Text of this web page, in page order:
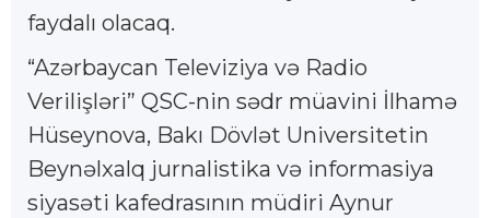
faydalı olacaq.
“Azərbaycan Televiziya və Radio
Verilişləri” QSC-nin sədr müavini İlhamə
Hüseynova, Bakı Dövlət Universitetin
Beynəlxalq jurnalistika və informasiya
siyasəti kafedrasının müdiri Aynur